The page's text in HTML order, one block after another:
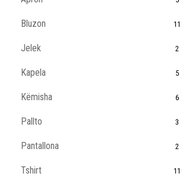
Bluzon 11
Jelek 2
Kapela 5
Këmisha 6
Pallto 3
Pantallona 2
Tshirt 11